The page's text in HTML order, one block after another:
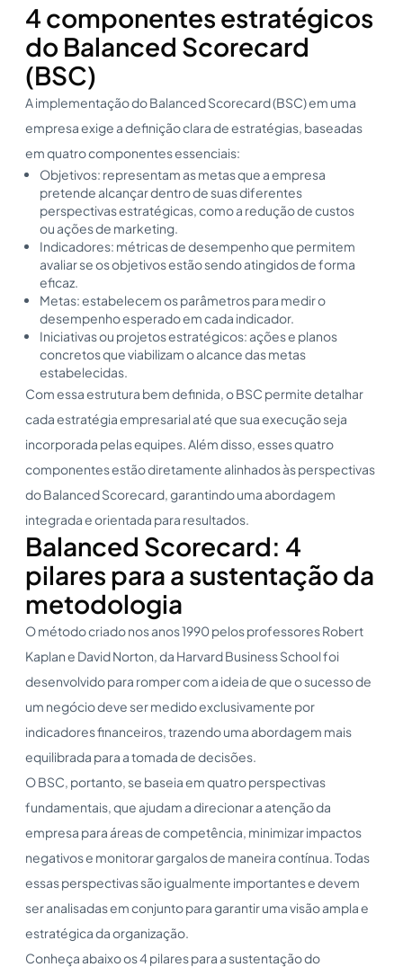
4 componentes estratégicos
do Balanced Scorecard
(BSC)
A implementação do Balanced Scorecard (BSC) em uma
empresa exige a definição clara de estratégias, baseadas
em quatro componentes essenciais:
Objetivos: representam as metas que a empresa
pretende alcançar dentro de suas diferentes
perspectivas estratégicas, como a redução de custos
ou ações de marketing.
Indicadores: métricas de desempenho que permitem
avaliar se os objetivos estão sendo atingidos de forma
eficaz.
Metas: estabelecem os parâmetros para medir o
desempenho esperado em cada indicador.
Iniciativas ou projetos estratégicos: ações e planos
concretos que viabilizam o alcance das metas
estabelecidas.
Com essa estrutura bem definida, o BSC permite detalhar
cada estratégia empresarial até que sua execução seja
incorporada pelas equipes. Além disso, esses quatro
componentes estão diretamente alinhados às perspectivas
do Balanced Scorecard, garantindo uma abordagem
integrada e orientada para resultados.
Balanced Scorecard: 4
pilares para a sustentação da
metodologia
O método criado nos anos 1990 pelos professores Robert
Kaplan e David Norton, da Harvard Business School foi
desenvolvido para romper com a ideia de que o sucesso de
um negócio deve ser medido exclusivamente por
indicadores financeiros, trazendo uma abordagem mais
equilibrada para a tomada de decisões.
O BSC, portanto, se baseia em quatro perspectivas
fundamentais, que ajudam a direcionar a atenção da
empresa para áreas de competência, minimizar impactos
negativos e monitorar gargalos de maneira contínua. Todas
essas perspectivas são igualmente importantes e devem
ser analisadas em conjunto para garantir uma visão ampla e
estratégica da organização.
Conheça abaixo os 4 pilares para a sustentação do